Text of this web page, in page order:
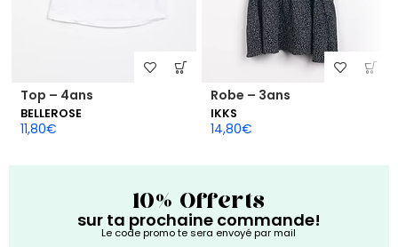
Top – 4ans
BELLEROSE
11,80€
Robe – 3ans
IKKS
14,80€
10% Offerts
sur ta prochaine commande!
Le code promo te sera envoyé par mail